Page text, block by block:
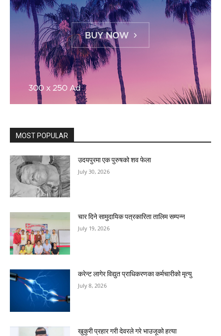
MOST POPULAR
उदयपुरमा एक पुरुषको शव फेला
July 30, 2026
चार दिने सामुदायिक पत्रकारिता तालिम सम्पन्न
July 19, 2026
करेन्ट लागेर विद्युत प्राधिकरणका कर्मचारीको मृत्यु
July 8, 2026
खुकुरी प्रहार गरी देवरले गरे भाउजूको हत्या